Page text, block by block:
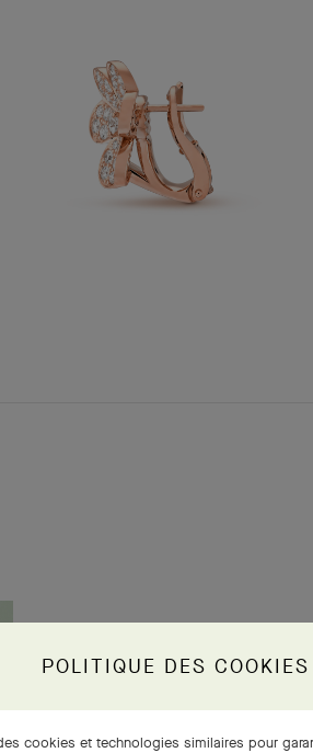
POLITIQUE DES COOKIES
cookies et technologies similaires pour